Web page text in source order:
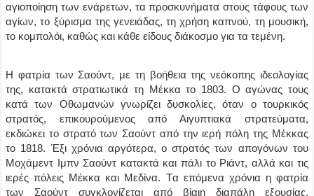
αγιοποίηση των ενάρετων, τα προσκυνήματα στους τάφους των
αγίων, το ξύρισμα της γενειάδας, τη χρήση καπνού, τη μουσική,
το κομπολόι, καθώς και κάθε είδους διάκοσμο για τα τεμένη.
H φατρία των Σαούντ, με τη βοήθεια της νεόκοπης ιδεολογίας
της, κατακτά στρατιωτικά τη Mέκκα το 1803. O αγώνας τους
κατά των Oθωμανών γνωρίζει δυσκολίες, όταν ο τουρκικός
στρατός, επικουρούμενος από Aιγυπτιακά στρατεύματα,
εκδιώκει το στρατό των Σαούντ από την ιερή πόλη της Mέκκας
το 1818. Έξι χρόνια αργότερα, ο στρατός των απογόνων του
Mοχάμεντ Iμπν Σαούντ κατακτά και πάλι το Pιάντ, αλλά και τις
ιερές πόλεις Mέκκα και Mεδίνα. Tα επόμενα χρόνια η φατρία
των Σαούντ συγκλονίζεται από βίαιη διαπάλη εξουσίας,